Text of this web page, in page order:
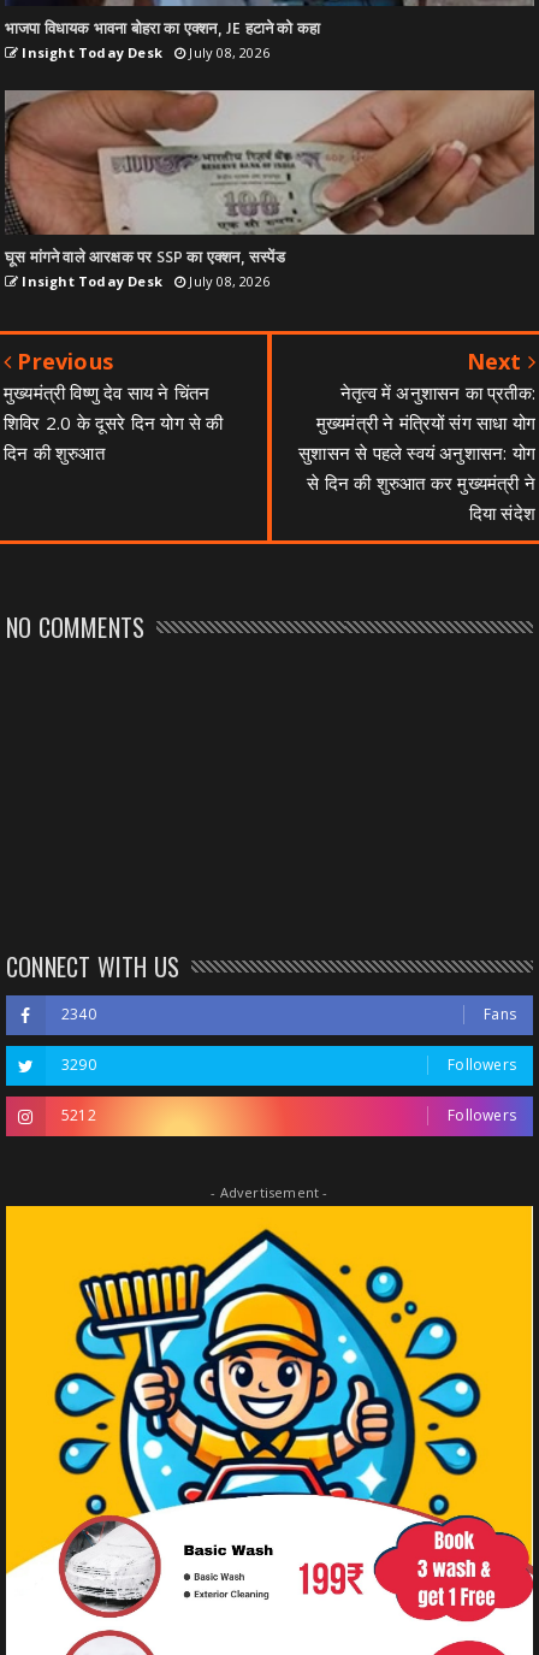
भाजपा विधायक भावना बोहरा का एक्शन, JE हटाने को कहा
Insight Today Desk July 08, 2026
घूस मांगने वाले आरक्षक पर SSP का एक्शन, सस्पेंड
Insight Today Desk July 08, 2026
Previous
मुख्यमंत्री विष्णु देव साय ने चिंतन
शिविर 2.0 के दूसरे दिन योग से की
दिन की शुरुआत
Next
नेतृत्व में अनुशासन का प्रतीक:
मुख्यमंत्री ने मंत्रियों संग साधा योग
सुशासन से पहले स्वयं अनुशासन: योग
से दिन की शुरुआत कर मुख्यमंत्री ने
दिया संदेश
NO COMMENTS
CONNECT WITH US
2340 Fans
3290 Followers
5212 Followers
- Advertisement -